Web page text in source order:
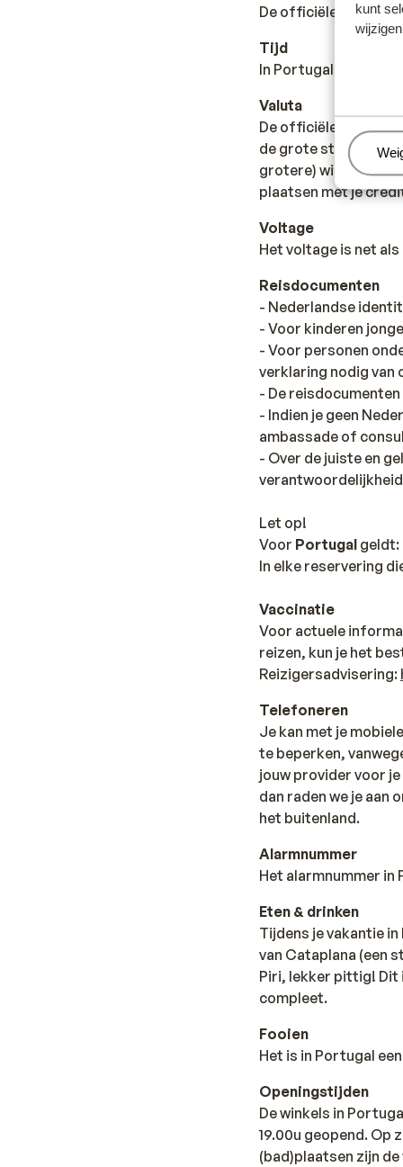
kunt
De officiële taal is
Tijd
In Portugal is het 1
Valuta
De officiële
de grote steden en
grotere) winkels is
plaatsen met je
Voltage
Het voltage is net
Reisdocumenten
- Nederlandse
- Voor kinderen
- Voor personen
verklaring nodig van
- De
- Indien je geen
ambassade of
- Over de juiste en
Let op!
Voor Portugal geldt:
In elke reservering
Vaccinatie
Voor actuele
reizen, kun je het
Reizigersadvisering:
Telefoneren
Je kan met je
te beperken,
jouw provider voor
dan raden we je aan
het buitenland.
Alarmnummer
Het alarmnummer in
Eten & drinken
Tijdens je vakantie
van Cataplana (een
Piri, lekker pittig! Dit
compleet.
Fooien
Het is in Portugal
Openingstijden
De winkels in
19.00u geopend. Op
(bad)plaatsen zijn